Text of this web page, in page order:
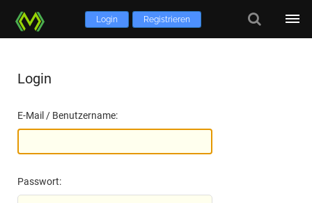
Login Registrieren
Login
E-Mail / Benutzername:
Passwort: